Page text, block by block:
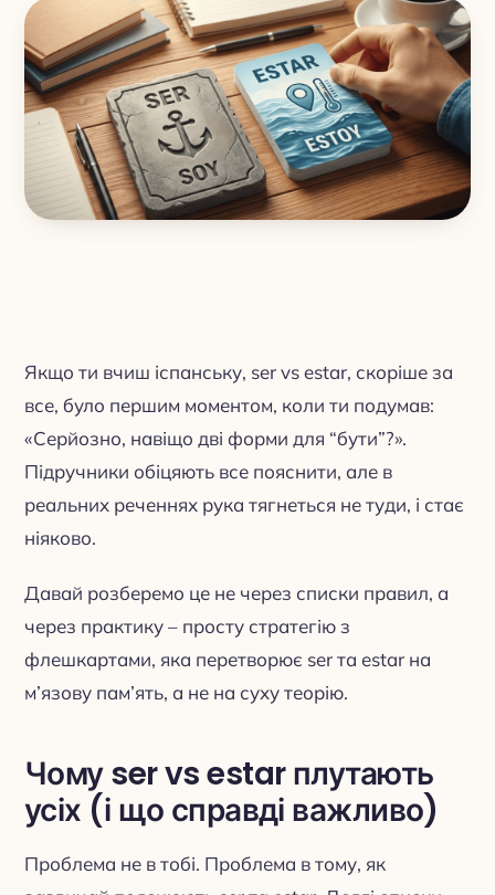
Якщо ти вчиш іспанську, ser vs estar, скоріше за
все, було першим моментом, коли ти подумав:
«Серйозно, навіщо дві форми для “бути”?».
Підручники обіцяють все пояснити, але в
реальних реченнях рука тягнеться не туди, і стає
ніяково.
Давай розберемо це не через списки правил, а
через практику – просту стратегію з
флешкартами, яка перетворює ser та estar на
м’язову пам’ять, а не на суху теорію.
Чому ser vs estar плутають
усіх (і що справді важливо)
Проблема не в тобі. Проблема в тому, як